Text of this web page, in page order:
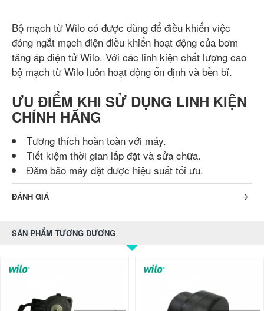
Bộ mạch từ Wilo có được dùng để điều khiển việc
đóng ngắt mạch điện điều khiển hoạt động của bơm
tăng áp điện tử Wilo. Với các linh kiện chất lượng cao
bộ mạch từ Wilo luôn hoạt động ổn định và bền bỉ.
ƯU ĐIỂM KHI SỬ DỤNG LINH KIỆN
CHÍNH HÃNG
Tương thích hoàn toàn với máy.
Tiết kiệm thời gian lắp đặt và sửa chữa.
Đảm bảo máy đặt được hiệu suất tối ưu.
ĐÁNH GIÁ
SẢN PHẨM TƯƠNG ĐƯƠNG